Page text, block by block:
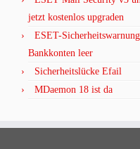
jetzt kostenlos upgraden
ESET-
Bankkonten leer
Sicherheitslücke Efail
MDaemon 18 ist da